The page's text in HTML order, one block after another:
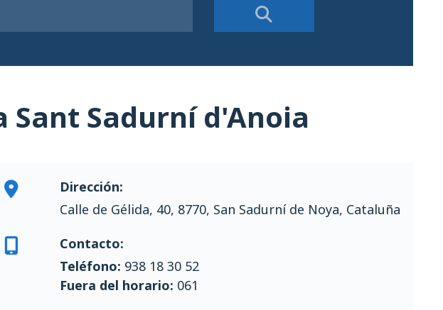
Sadurní d'Anoia
Dirección:
Calle de Gélida, 40, 8770, San Sadurní de Noya, Cataluña
Contacto:
Teléfono: 938 18 30 52
Fuera del horario: 061